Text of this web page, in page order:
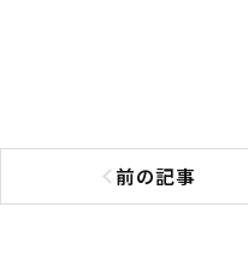
前の記事
前の記事へ